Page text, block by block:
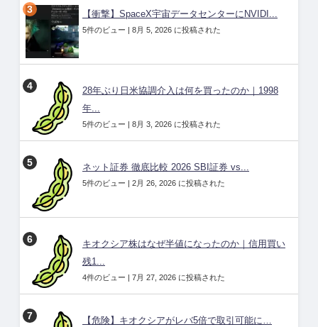
【衝撃】SpaceX宇宙データセンターにNVIDI...
5件のビュー | 8月 5, 2026 に投稿された
28年ぶり日米協調介入は何を買ったのか｜1998
年...
5件のビュー | 8月 3, 2026 に投稿された
ネット証券 徹底比較 2026 SBI証券 vs...
5件のビュー | 2月 26, 2026 に投稿された
キオクシア株はなぜ半値になったのか｜信用買い
残1...
4件のビュー | 7月 27, 2026 に投稿された
【危険】キオクシアがレバ5倍で取引可能に…